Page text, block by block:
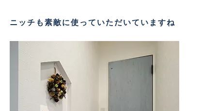
ニッチも素敵に使っていただいていますね